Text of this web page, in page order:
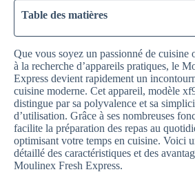
Table des matières
Que vous soyez un passionné de cuisine
à la recherche d’appareils pratiques, le
Express devient rapidement un
cuisine moderne. Cet appareil, modèle
distingue par sa polyvalence et sa
d’utilisation. Grâce à ses nombreuses
facilite la préparation des repas au
optimisant votre temps en cuisine. Voici
détaillé des caractéristiques et des
Moulinex Fresh Express.